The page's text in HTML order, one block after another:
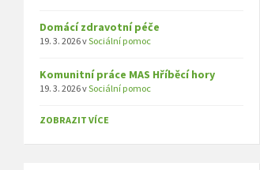
Domácí zdravotní péče
19. 3. 2026vSociální pomoc
Komunitní práce MAS Hříběcí hory
19. 3. 2026vSociální pomoc
ZOBRAZIT VÍCE